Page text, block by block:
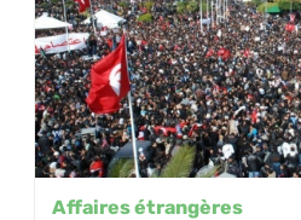
Affaires étrangères